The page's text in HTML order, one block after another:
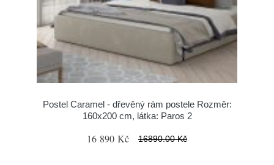
Postel Caramel - dřevěný rám postele Rozměr:
160x200 cm, látka: Paros 2
16 890 Kč 16890.00 Kč